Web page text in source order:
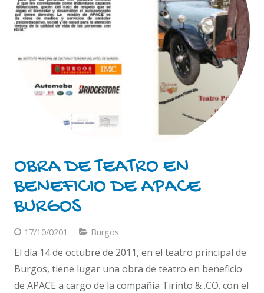
OBRA DE TEATRO EN
BENEFICIO DE APACE
BURGOS
17/10/0201 Burgos
El día 14 de octubre de 2011, en el teatro principal de
Burgos, tiene lugar una obra de teatro en beneficio
de APACE a cargo de la compañía Tirinto & .CO. con el